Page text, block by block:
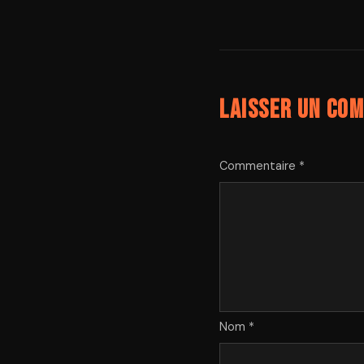
Laisser un
Commentaire *
Nom *